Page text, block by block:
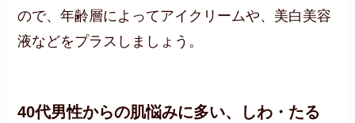
ので、年齢層によってアイクリームや、美白美容
液などをプラスしましょう。
40代男性からの肌悩みに多い、しわ・たる